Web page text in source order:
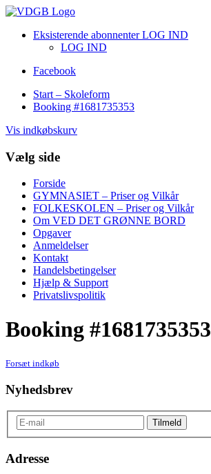
Eksisterende abonnenter LOG IND
LOG IND
Facebook
Start – Skoleform
Booking #1681735353
Vis indkøbskurv
Vælg side
Forside
GYMNASIET – Priser og Vilkår
FOLKESKOLEN – Priser og Vilkår
Om VED DET GRØNNE BORD
Opgaver
Anmeldelser
Kontakt
Handelsbetingelser
Hjælp & Support
Privatslivspolitik
Booking #1681735353
Forsæt indkøb
Nyhedsbrev
Adresse